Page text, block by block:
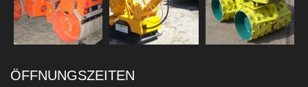
ÖFFNUNGSZEITEN